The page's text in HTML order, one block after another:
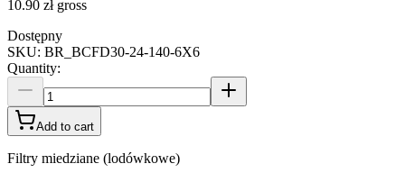
10.90 zł gross
Dostępny
SKU: BR_BCFD30-24-140-6X6
Quantity:
Add to cart
Filtry miedziane (lodówkowe)